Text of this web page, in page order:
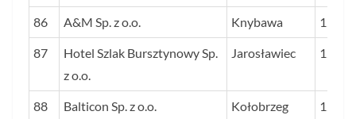
86 A&M Sp. z o.o. Knybawa 12
87
Hotel Szlak Bursztynowy Sp.
z o.o.
Jarosławiec 12
88 Balticon Sp. z o.o. Kołobrzeg 12